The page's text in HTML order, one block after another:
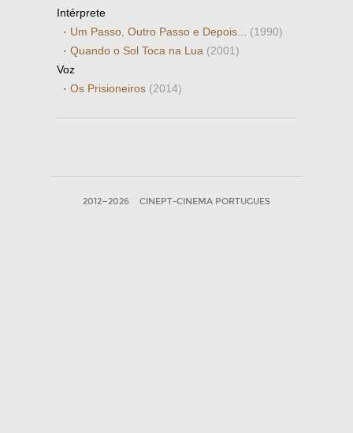
Intérprete
· Um Passo, Outro Passo e Depois... (1990)
· Quando o Sol Toca na Lua (2001)
Voz
· Os Prisioneiros (2014)
2012—2026 CINEPT-CINEMA PORTUGUES